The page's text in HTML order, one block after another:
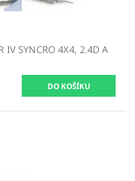
IV SYNCRO 4X4, 2.4D A